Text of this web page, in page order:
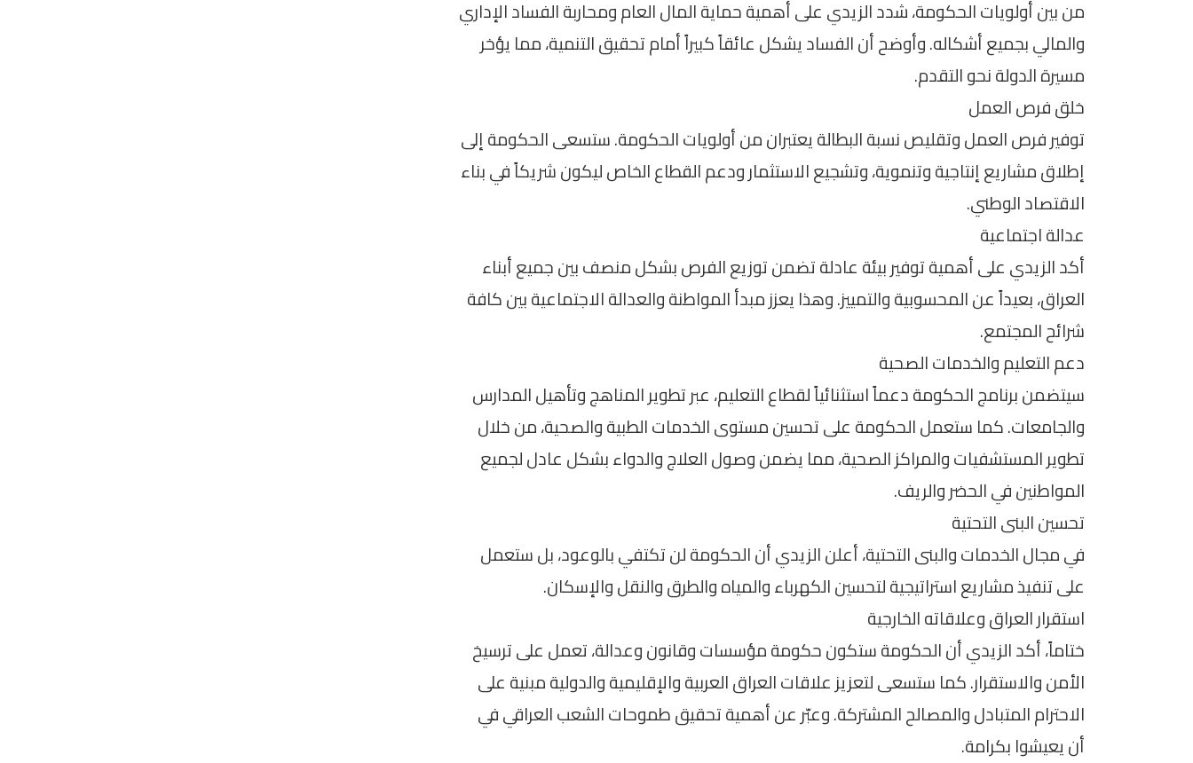
من بين أولويات الحكومة، شدد الزيدي على أهمية حماية المال العام ومحاربة الفساد الإداري
والمالي بجميع أشكاله. وأوضح أن الفساد يشكل عائقاً كبيراً أمام تحقيق التنمية، مما يؤخر
مسيرة الدولة نحو التقدم.
خلق فرص العمل
توفير فرص العمل وتقليص نسبة البطالة يعتبران من أولويات الحكومة. ستسعى الحكومة إلى
إطلاق مشاريع إنتاجية وتنموية، وتشجيع الاستثمار ودعم القطاع الخاص ليكون شريكاً في بناء
الاقتصاد الوطني.
عدالة اجتماعية
أكد الزيدي على أهمية توفير بيئة عادلة تضمن توزيع الفرص بشكل منصف بين جميع أبناء
العراق، بعيداً عن المحسوبية والتمييز. وهذا يعزز مبدأ المواطنة والعدالة الاجتماعية بين كافة
شرائح المجتمع.
دعم التعليم والخدمات الصحية
سيتضمن برنامج الحكومة دعماً استثنائياً لقطاع التعليم، عبر تطوير المناهج وتأهيل المدارس
والجامعات. كما ستعمل الحكومة على تحسين مستوى الخدمات الطبية والصحية، من خلال
تطوير المستشفيات والمراكز الصحية، مما يضمن وصول العلاج والدواء بشكل عادل لجميع
المواطنين في الحضر والريف.
تحسين البنى التحتية
في مجال الخدمات والبنى التحتية، أعلن الزيدي أن الحكومة لن تكتفي بالوعود، بل ستعمل
على تنفيذ مشاريع استراتيجية لتحسين الكهرباء والمياه والطرق والنقل والإسكان.
استقرار العراق وعلاقاته الخارجية
ختاماً، أكد الزيدي أن الحكومة ستكون حكومة مؤسسات وقانون وعدالة، تعمل على ترسيخ
الأمن والاستقرار. كما ستسعى لتعزيز علاقات العراق العربية والإقليمية والدولية مبنية على
الاحترام المتبادل والمصالح المشتركة. وعبّر عن أهمية تحقيق طموحات الشعب العراقي في
أن يعيشوا بكرامة.